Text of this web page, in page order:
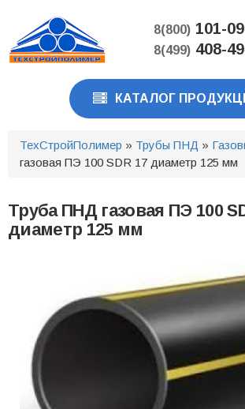
основному
содержанию
8(800)101-
8(499)408-
КАТАЛОГ
ТехСтройПолимер » Трубы ПНД »
газовая ПЭ 100 SDR 17 диаметр 125 мм
Труба ПНД газовая ПЭ 100
диаметр 125 мм